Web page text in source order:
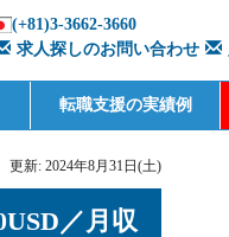
(+81)3-3662-3660
求人探しのお問い合わせ
転職支援の実績例
更新: 2024年8月31日(土)
／月収